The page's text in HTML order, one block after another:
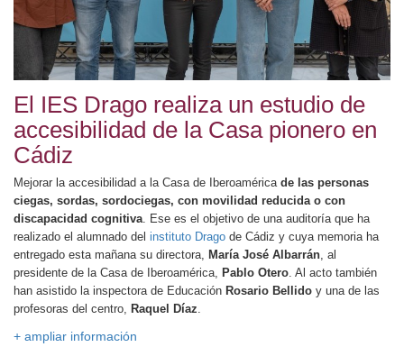
El IES Drago realiza un estudio de
accesibilidad de la Casa pionero en
Cádiz
Mejorar la accesibilidad a la Casa de Iberoamérica de las personas
ciegas, sordas, sordociegas, con movilidad reducida o con
discapacidad cognitiva . Ese es el objetivo de una auditoría que ha
realizado el alumnado del instituto Drago de Cádiz y cuya memoria ha
entregado esta mañana su directora, María José Albarrán , al
presidente de la Casa de Iberoamérica, Pablo Otero . Al acto también
han asistido la inspectora de Educación Rosario Bellido y una de las
profesoras del centro, Raquel Díaz
+ ampliar información